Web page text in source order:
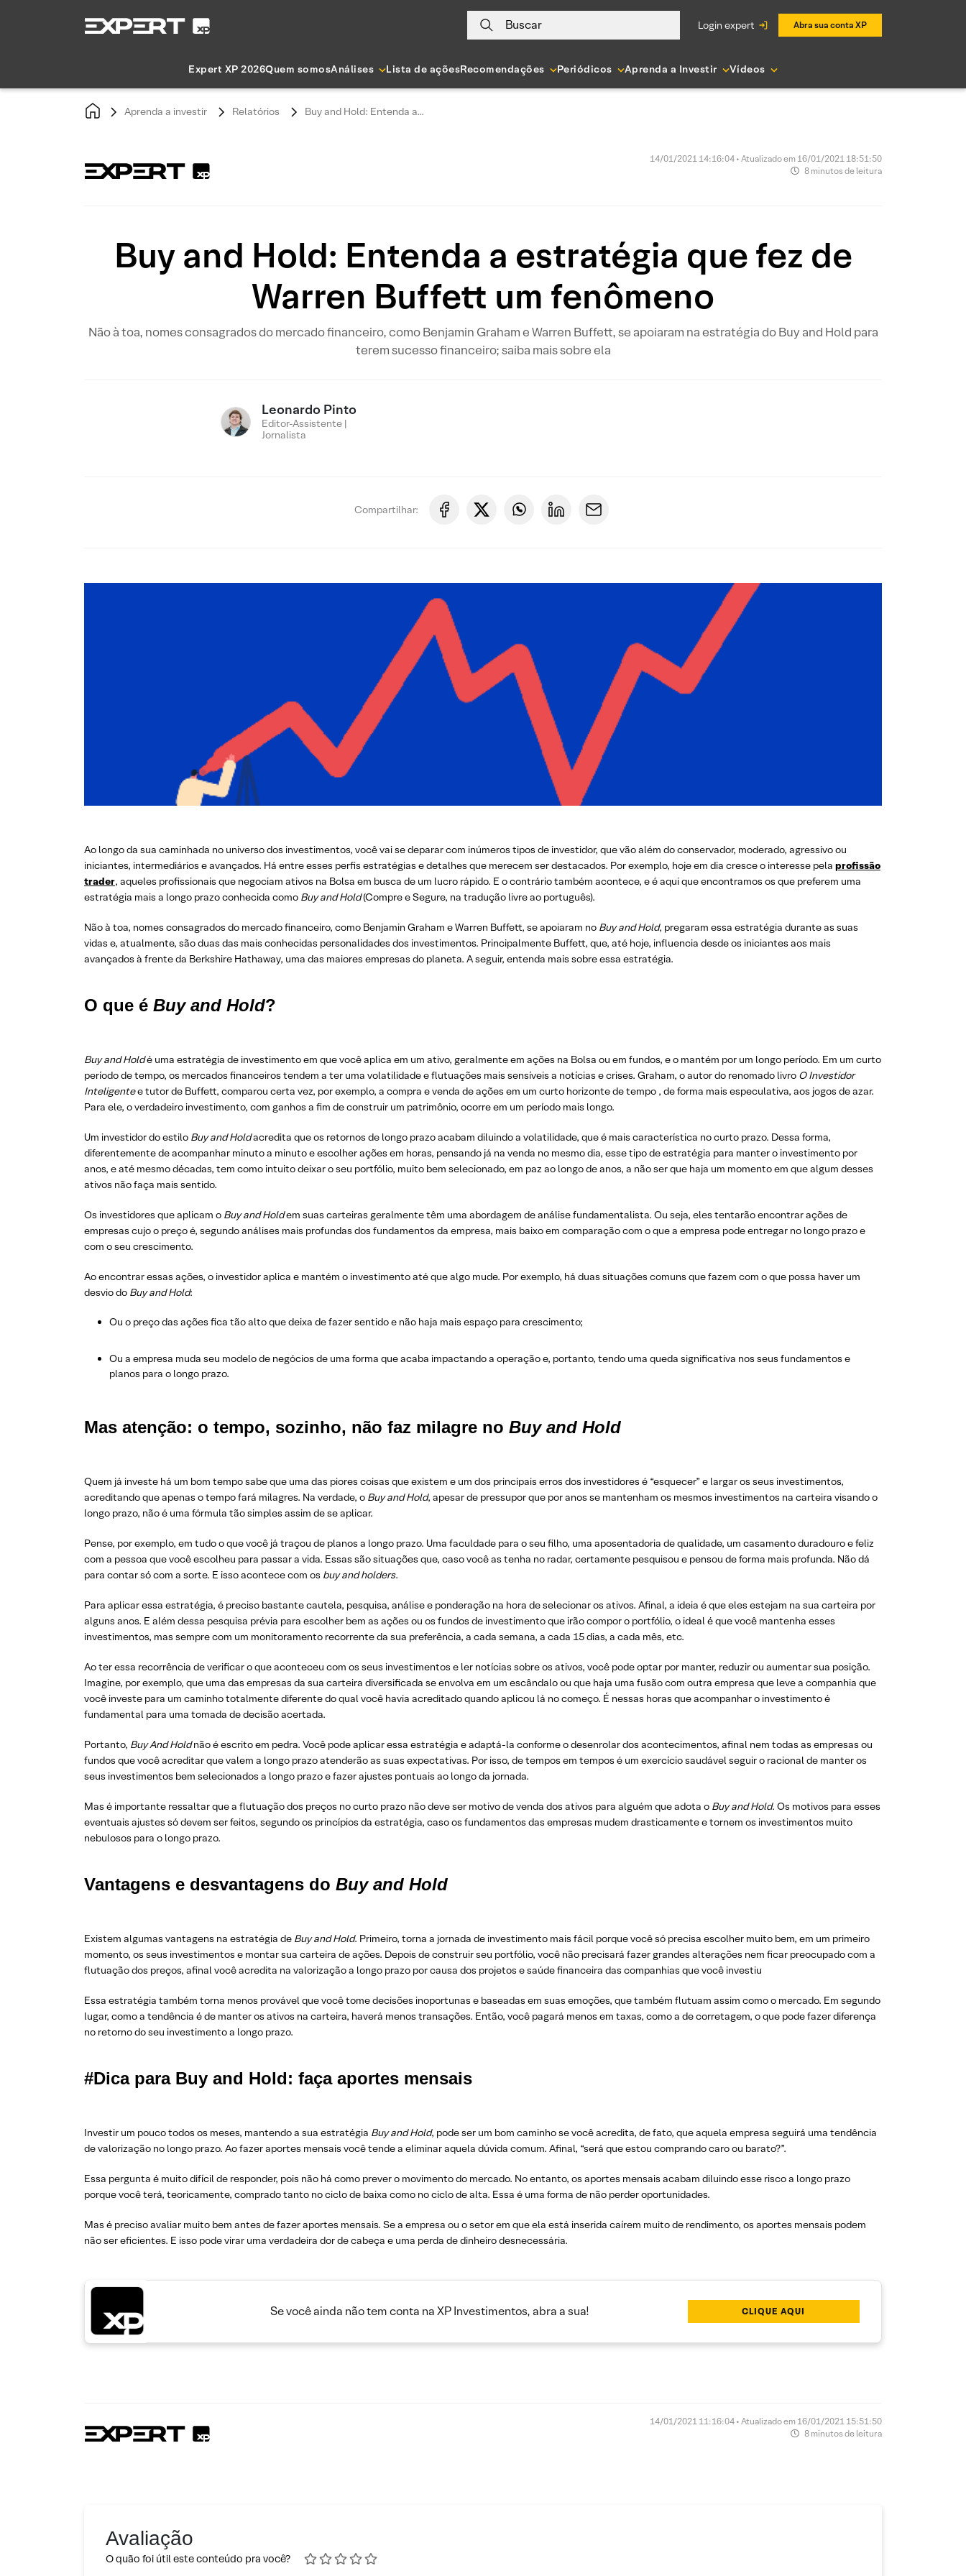
Buscar login expert Abra sua conta XP
Expert XP 2026Quem somosAnálises Lista de açõesRecomendações Periódicos Aprenda a Investir Vídeos
Aprenda a investir Relatórios Buy and Hold: Entenda a...
14/01/2021 14:16:04 • Atualizado em 16/01/2021 18:51:50
8 minutos de leitura
Buy and Hold: Entenda a estratégia que fez de
Warren Buffett um fenômeno
Não à toa, nomes consagrados do mercado financeiro, como Benjamin Graham e Warren Buffett, se apoiaram na estratégia do Buy and Hold para
terem sucesso financeiro; saiba mais sobre ela
Leonardo Pinto
Editor-Assistente |
Jornalista
Compartilhar:
Ao longo da sua caminhada no universo dos investimentos, você vai se deparar com inúmeros tipos de investidor, que vão além do conservador, moderado, agressivo ou
iniciantes, intermediários e avançados. Há entre esses perfis estratégias e detalhes que merecem ser destacados. Por exemplo, hoje em dia cresce o interesse pela profissão
trader, aqueles profissionais que negociam ativos na Bolsa em busca de um lucro rápido. E o contrário também acontece, e é aqui que encontramos os que preferem uma
estratégia mais a longo prazo conhecida como Buy and Hold(Compre e Segure, na tradução livre ao português).
Não à toa, nomes consagrados do mercado financeiro, como Benjamin Graham e Warren Buffett, se apoiaram no Buy and Hold, pregaram essa estratégia durante as suas
vidas e, atualmente, são duas das mais conhecidas personalidades dos investimentos. Principalmente Buffett, que, até hoje, influencia desde os iniciantes aos mais
avançados à frente da Berkshire Hathaway, uma das maiores empresas do planeta. A seguir, entenda mais sobre essa estratégia.
O que é Buy and Hold?
Buy and Holdé uma estratégia de investimento em que você aplica em um ativo, geralmente em ações na Bolsa ou em fundos, e o mantém por um longo período. Em um curto
período de tempo, os mercados financeiros tendem a ter uma volatilidade e flutuações mais sensíveis a notícias e crises. Graham, o autor do renomado livro O Investidor
Inteligentee tutor de Buffett, comparou certa vez, por exemplo, a compra e venda de ações em um curto horizonte de tempo , de forma mais especulativa, aos jogos de azar.
Para ele, o verdadeiro investimento, com ganhos a fim de construir um patrimônio, ocorre em um período mais longo.
Um investidor do estilo Buy and Holdacredita que os retornos de longo prazo acabam diluindo a volatilidade, que é mais característica no curto prazo. Dessa forma,
diferentemente de acompanhar minuto a minuto e escolher ações em horas, pensando já na venda no mesmo dia, esse tipo de estratégia para manter o investimento por
anos, e até mesmo décadas, tem como intuito deixar o seu portfólio, muito bem selecionado, em paz ao longo de anos, a não ser que haja um momento em que algum desses
ativos não faça mais sentido.
Os investidores que aplicam o Buy and Holdem suas carteiras geralmente têm uma abordagem de análise fundamentalista. Ou seja, eles tentarão encontrar ações de
empresas cujo o preço é, segundo análises mais profundas dos fundamentos da empresa, mais baixo em comparação com o que a empresa pode entregar no longo prazo e
com o seu crescimento.
Ao encontrar essas ações, o investidor aplica e mantém o investimento até que algo mude. Por exemplo, há duas situações comuns que fazem com o que possa haver um
desvio do Buy and Hold:
Ou o preço das ações fica tão alto que deixa de fazer sentido e não haja mais espaço para crescimento;
Ou a empresa muda seu modelo de negócios de uma forma que acaba impactando a operação e, portanto, tendo uma queda significativa nos seus fundamentos e
planos para o longo prazo.
Mas atenção: o tempo, sozinho, não faz milagre no Buy and Hold
Quem já investe há um bom tempo sabe que uma das piores coisas que existem e um dos principais erros dos investidores é “esquecer” e largar os seus investimentos,
acreditando que apenas o tempo fará milagres. Na verdade, o Buy and Hold, apesar de pressupor que por anos se mantenham os mesmos investimentos na carteira visando o
longo prazo, não é uma fórmula tão simples assim de se aplicar.
Pense, por exemplo, em tudo o que você já traçou de planos a longo prazo. Uma faculdade para o seu filho, uma aposentadoria de qualidade, um casamento duradouro e feliz
com a pessoa que você escolheu para passar a vida. Essas são situações que, caso você as tenha no radar, certamente pesquisou e pensou de forma mais profunda. Não dá
para contar só com a sorte. E isso acontece com os buy and holders.
Para aplicar essa estratégia, é preciso bastante cautela, pesquisa, análise e ponderação na hora de selecionar os ativos. Afinal, a ideia é que eles estejam na sua carteira por
alguns anos. E além dessa pesquisa prévia para escolher bem as ações ou os fundos de investimento que irão compor o portfólio, o ideal é que você mantenha esses
investimentos, mas sempre com um monitoramento recorrente da sua preferência, a cada semana, a cada 15 dias, a cada mês, etc.
Ao ter essa recorrência de verificar o que aconteceu com os seus investimentos e ler notícias sobre os ativos, você pode optar por manter, reduzir ou aumentar sua posição.
Imagine, por exemplo, que uma das empresas da sua carteira diversificada se envolva em um escândalo ou que haja uma fusão com outra empresa que leve a companhia que
você investe para um caminho totalmente diferente do qual você havia acreditado quando aplicou lá no começo. É nessas horas que acompanhar o investimento é
fundamental para uma tomada de decisão acertada.
Portanto, Buy And Holdnão é escrito em pedra. Você pode aplicar essa estratégia e adaptá-la conforme o desenrolar dos acontecimentos, afinal nem todas as empresas ou
fundos que você acreditar que valem a longo prazo atenderão as suas expectativas. Por isso, de tempos em tempos é um exercício saudável seguir o racional de manter os
seus investimentos bem selecionados a longo prazo e fazer ajustes pontuais ao longo da jornada.
Mas é importante ressaltar que a flutuação dos preços no curto prazo não deve ser motivo de venda dos ativos para alguém que adota o Buy and Hold. Os motivos para esses
eventuais ajustes só devem ser feitos, segundo os princípios da estratégia, caso os fundamentos das empresas mudem drasticamente e tornem os investimentos muito
nebulosos para o longo prazo.
Vantagens e desvantagens do Buy and Hold
Existem algumas vantagens na estratégia de Buy and Hold. Primeiro, torna a jornada de investimento mais fácil porque você só precisa escolher muito bem, em um primeiro
momento, os seus investimentos e montar sua carteira de ações. Depois de construir seu portfólio, você não precisará fazer grandes alterações nem ficar preocupado com a
flutuação dos preços, afinal você acredita na valorização a longo prazo por causa dos projetos e saúde financeira das companhias que você investiu
Essa estratégia também torna menos provável que você tome decisões inoportunas e baseadas em suas emoções, que também flutuam assim como o mercado. Em segundo
lugar, como a tendência é de manter os ativos na carteira, haverá menos transações. Então, você pagará menos em taxas, como a de corretagem, o que pode fazer diferença
no retorno do seu investimento a longo prazo.
#Dica para Buy and Hold: faça aportes mensais
Investir um pouco todos os meses, mantendo a sua estratégia Buy and Hold, pode ser um bom caminho se você acredita, de fato, que aquela empresa seguirá uma tendência
de valorização no longo prazo. Ao fazer aportes mensais você tende a eliminar aquela dúvida comum. Afinal, “será que estou comprando caro ou barato?”.
Essa pergunta é muito difícil de responder, pois não há como prever o movimento do mercado. No entanto, os aportes mensais acabam diluindo esse risco a longo prazo
porque você terá, teoricamente, comprado tanto no ciclo de baixa como no ciclo de alta. Essa é uma forma de não perder oportunidades.
Mas é preciso avaliar muito bem antes de fazer aportes mensais. Se a empresa ou o setor em que ela está inserida caírem muito de rendimento, os aportes mensais podem
não ser eficientes. E isso pode virar uma verdadeira dor de cabeça e uma perda de dinheiro desnecessária.
Se você ainda não tem conta na XP Investimentos, abra a sua! CLIQUE AQUI
14/01/2021 11:16:04 • Atualizado em 16/01/2021 15:51:50
8 minutos de leitura
Avaliação
O quão foi útil este conteúdo pra você?